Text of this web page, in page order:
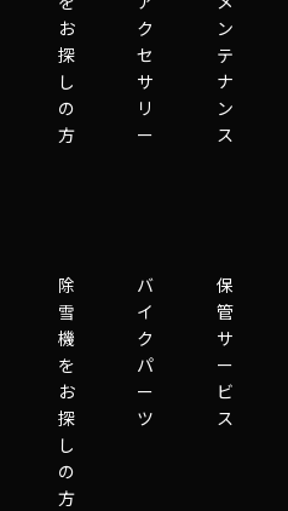
お
探
し
の
方
除
雪
機
を
お
探
し
の
方
ク
セ
サ
リ
ー
バ
イ
ク
パ
ー
ツ
ン
テ
ナ
ン
ス
保
管
サ
ー
ビ
ス